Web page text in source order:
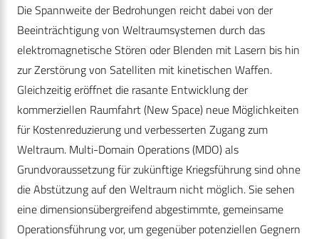
Die Spannweite der Bedrohungen reicht dabei von der
Beeinträchtigung von Weltraumsystemen durch das
elektromagnetische Stören oder Blenden mit Lasern bis hin
zur Zerstörung von Satelliten mit kinetischen Waffen.
Gleichzeitig eröffnet die rasante Entwicklung der
kommerziellen Raumfahrt (New Space) neue Möglichkeiten
für Kostenreduzierung und verbesserten Zugang zum
Weltraum. Multi-Domain Operations (MDO) als
Grundvoraussetzung für zukünftige Kriegsführung sind ohne
die Abstützung auf den Weltraum nicht möglich. Sie sehen
eine dimensionsübergreifend abgestimmte, gemeinsame
Operationsführung vor, um gegenüber potenziellen Gegnern